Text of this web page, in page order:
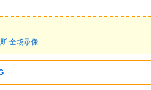
全场录像